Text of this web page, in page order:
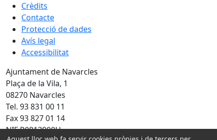
Crèdits
Contacte
Protecció de dades
Avís legal
Accessibilitat
Ajuntament de Navarcles
Plaça de la Vila, 1
08270 Navarcles
Tel. 93 831 00 11
Fax 93 827 01 14
NIF P0813900H